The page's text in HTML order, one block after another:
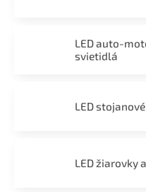
LED auto-
svietidlá
LED
LED žiarovky